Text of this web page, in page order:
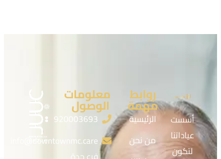
أسست
عياداتنا
لتكون
روابط
مهمة
الرئيسية
من نحن
معلومات
الوصول
920003693
info@downtownmc.care